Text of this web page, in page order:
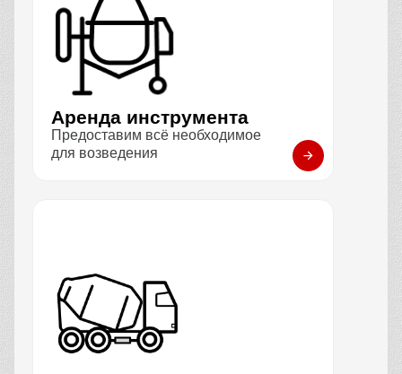
Аренда инструмента
Предоставим всё необходимое
для возведения